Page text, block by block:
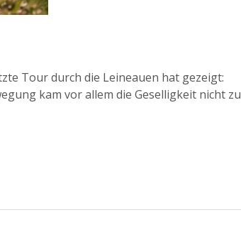
Tour durch die Leineauen hat gezeigt:
kam vor allem die Geselligkeit nicht zu